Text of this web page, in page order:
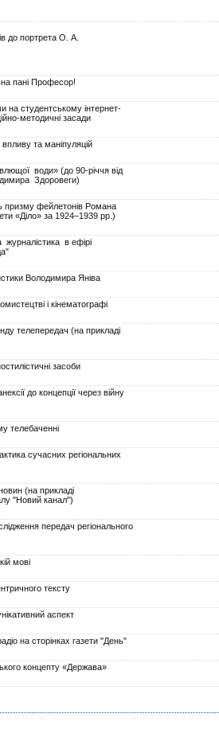
до портрета О. А.
пані Професор!
на студентському інтернет-
методичні засади
та маніпуляцій
води» (до 90-річчя від
Здоровеги)
призму фейлетонів Романа
«Діло» за 1924–1939 рр.)
журналістика в ефірі
Володимира Яніва
і кінематографі
телепередач (на прикладі
засоби
до концепції через війну
телебаченні
сучасних регіональних
(на прикладі
"Новий канал")
передач регіонального
мові
тексту
аспект
на сторінках газети "День"
концепту «Держава»